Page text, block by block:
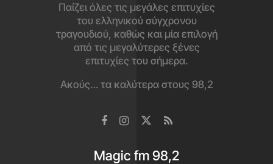
Παίζει όλες τις μεγάλες επιτυχίες
του ελληνικού σύγχρονου
τραγουδιού, καθώς και μία επιλογή
από τις μεγαλύτερες ξένες
επιτυχίες του σήμερα.
Ακούς… τα καλύτερα στους 98,2
Magic fm 98,2